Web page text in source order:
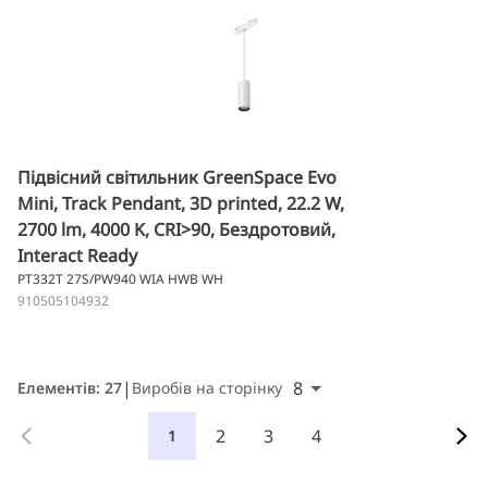
Підвісний світильник GreenSpace Evo
Mini, Track Pendant, 3D printed, 22.2 W,
2700 lm, 4000 K, CRI>90, Бездротовий,
Interact Ready
PT332T 27S/PW940 WIA HWB WH
910505104932
Елементів: 27 Виробів на сторінку 8
1 2 3 4